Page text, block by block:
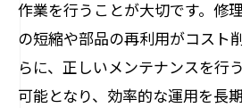
作業を行うことが大切です。修
の短縮や部品の再利用がコスト
らに、正しいメンテナンスを行
可能となり、効率的な運用を長